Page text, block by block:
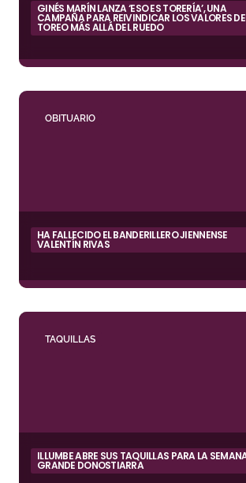
GINÉS MARÍN LANZA ‘ESO ES TORERÍA’, UNA
CAMPAÑA PARA REIVINDICAR LOS VALORES
TOREO MÁS ALLÁ DEL RUEDO
OBITUARIO
HA FALLECIDO EL BANDERILLERO JIENNENSE
VALENTÍN RIVAS
TAQUILLAS
ILLUMBE ABRE SUS TAQUILLAS PARA LA
GRANDE DONOSTIARRA